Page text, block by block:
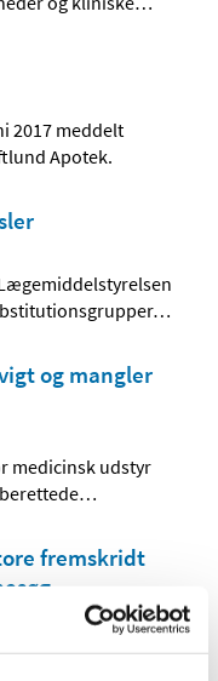
2017 meddelt
Apotek.
…
og mangler
medicinsk udstyr
…
fremskridt
af maj